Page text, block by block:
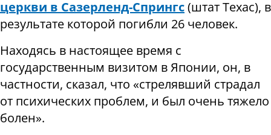
церкви в Сазерленд-Спрингс(штат Техас), в
результате которой погибли 26 человек.
Находясь в настоящее время с
государственным визитом в Японии, он, в
частности, сказал, что «стрелявший страдал
от психических проблем, и был очень тяжело
болен».